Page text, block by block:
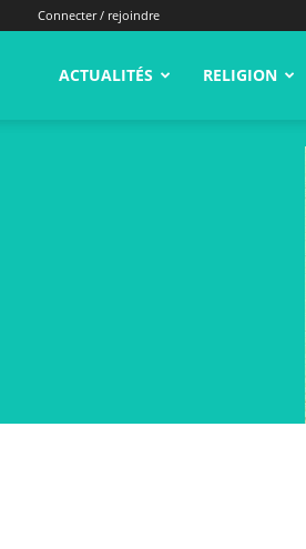
Connecter / rejoindre
ACTUALITÉS RELIGION